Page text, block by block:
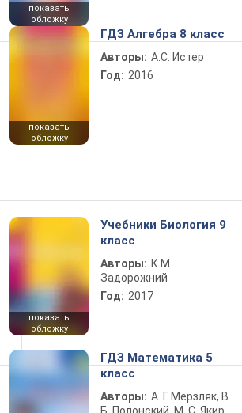
показать
обложку
показать
обложку
ГДЗ Алгебра 8 класс
Авторы: А.С. Истер
Год: 2016
показать
обложку
Учебники Биология 9
класс
Авторы: К.М.
Задорожний
Год: 2017
ГДЗ Математика 5
класс
Авторы: А. Г. Мерзляк, В.